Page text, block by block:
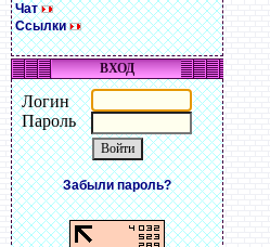
Чат
Ссылки
ВХОД
Логин
Пароль
Забыли пароль?